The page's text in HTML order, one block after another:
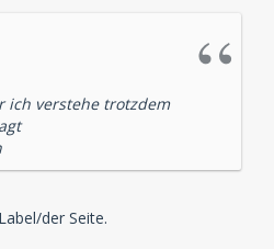
ich verstehe trotzdem
der Seite.